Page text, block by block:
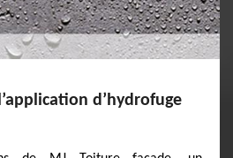
d’hydrofuge